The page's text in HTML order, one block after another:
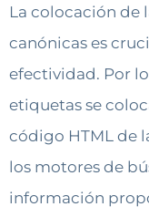
La colocación de
canónicas es
efectividad. Por
etiquetas se
código HTML de
los motores de
información